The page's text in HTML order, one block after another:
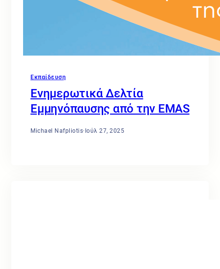
Εκπαίδευση
Ενημερωτικά Δελτία
Εμμηνόπαυσης από την EMAS
Michael Nafpliotis· Ιούλ 27, 2025